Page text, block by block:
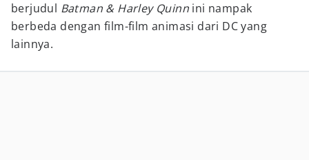
berjudul Batman & Harley Quinn ini nampak
berbeda dengan film-film animasi dari DC yang
lainnya.